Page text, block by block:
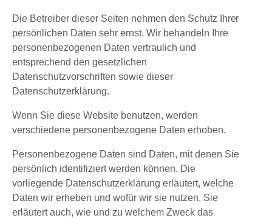
Die Betreiber dieser Seiten nehmen den Schutz Ihrer
persönlichen Daten sehr ernst. Wir behandeln Ihre
personenbezogenen Daten vertraulich und
entsprechend den gesetzlichen
Datenschutzvorschriften sowie dieser
Datenschutzerklärung.
Wenn Sie diese Website benutzen, werden
verschiedene personenbezogene Daten erhoben.
Personenbezogene Daten sind Daten, mit denen Sie
persönlich identifiziert werden können. Die
vorliegende Datenschutzerklärung erläutert, welche
Daten wir erheben und wofür wir sie nutzen. Sie
erläutert auch, wie und zu welchem Zweck das